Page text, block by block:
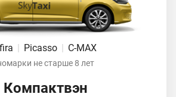
| Picasso | C-MAX
не старше 8 лет
Компактвэн